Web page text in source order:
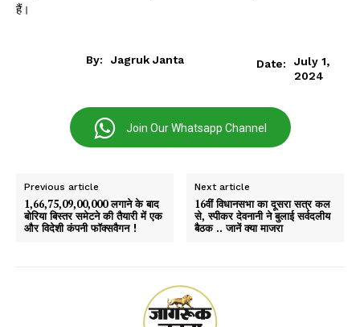
हैं।
By: Jagruk Janta Date:
July 1,
2024
Join Our Whatsapp Channel
Previous article
₹1,66,75,09,00,000 लगाने के बाद
बोरिया बिस्तर समेटने की तैयारी में एक
और विदेशी कंपनी फॉक्सवैगन !
Next article
16वीं विधानसभा का दूसरा सत्र कल
से, स्पीकर देवनानी ने बुलाई सर्वदलीय
बैठक .. जानें क्या माजरा